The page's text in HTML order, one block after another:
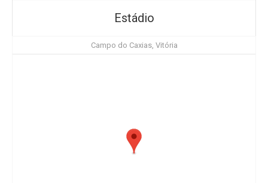
Estádio
Campo do Caxias, Vitória